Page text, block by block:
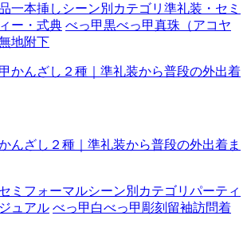
一本挿し シーン別カテゴリ 準礼装・セミ
ー・式典 べっ甲黒べっ甲真珠（アコヤ
地附下
んざし２種｜準礼装から普段の外出着ま
ミフォーマルシーン別カテゴリ パーティ
ュアル べっ甲 白べっ甲 彫刻 留袖訪問着